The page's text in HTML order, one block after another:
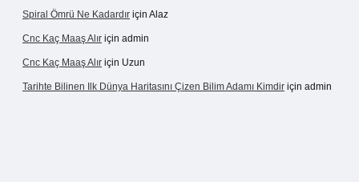
Spiral Ömrü Ne Kadardır için Alaz
Cnc Kaç Maaş Alır için admin
Cnc Kaç Maaş Alır için Uzun
Tarihte Bilinen Ilk Dünya Haritasını Çizen Bilim Adamı Kimdir için admin